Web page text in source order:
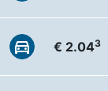
€ 2.043